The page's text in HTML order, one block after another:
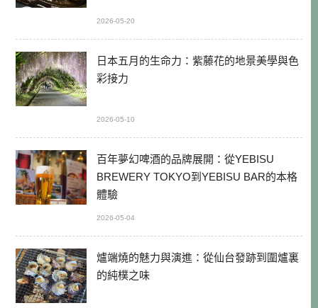
2026-05-20
日本五月的生命力：紫藤花的地景美學與色
彩接力
2026-05-10
百年夢幻啤酒的品牌展開：從YEBISU
BREWERY TOKYO到YEBISU BAR的本格
體驗
2026-05-04
爐端燒的魅力與演進：從仙台發跡到圍爐裏
的純樸之味